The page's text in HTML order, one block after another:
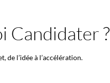
Candidater ?
de l’idée à l’accélération.